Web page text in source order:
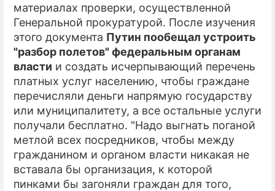
материалах проверки, осуществленной
Генеральной прокуратурой. После изучения
этого документа Путин пообещал устроить
"разбор полетов" федеральным органам
власти и создать исчерпывающий перечень
платных услуг населению, чтобы граждане
перечисляли деньги напрямую государству
или муниципалитету, а все остальные услуги
получали бесплатно. "Надо выгнать поганой
метлой всех посредников, чтобы между
гражданином и органом власти никакая не
вставала бы организация, к которой
пинками бы загоняли граждан для того,